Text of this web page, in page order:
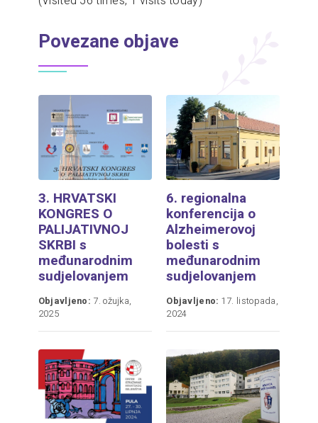
Povezane objave
3. HRVATSKI
KONGRES O
PALIJATIVNOJ
SKRBI s
međunarodnim
sudjelovanjem
Objavljeno: 7. ožujka,
2025
6. regionalna
konferencija o
Alzheimerovoj
bolesti s
međunarodnim
sudjelovanjem
Objavljeno: 17. listopada,
2024